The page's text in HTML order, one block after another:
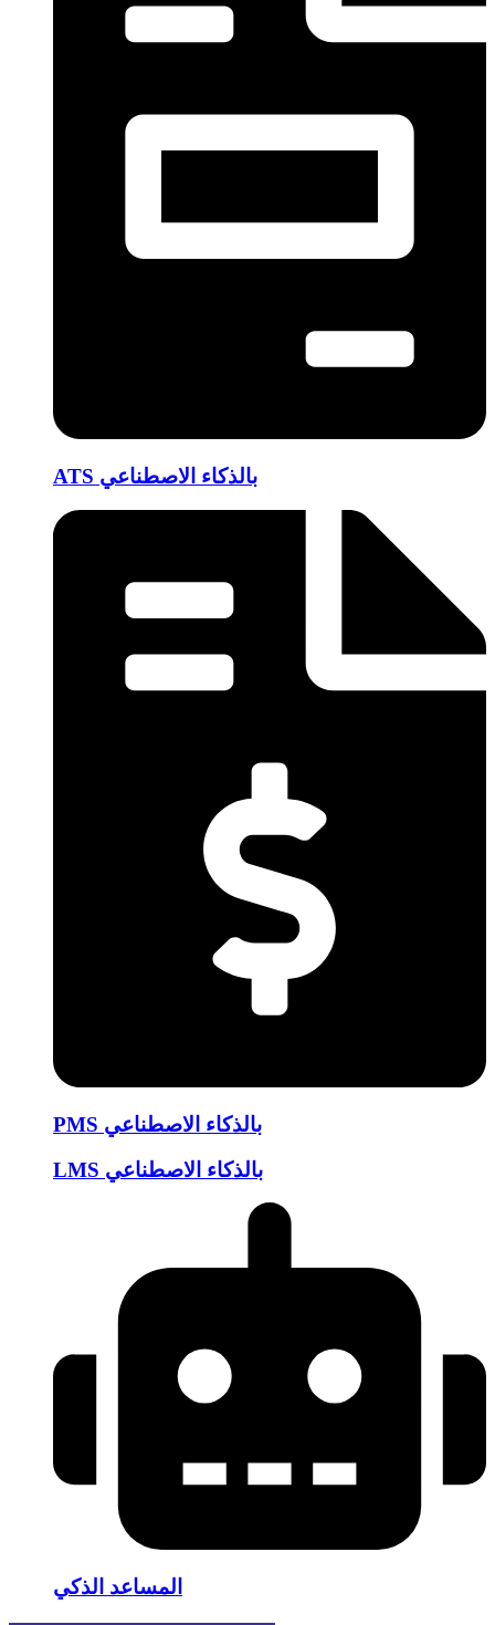
ATS بالذكاء الاصطناعي
PMS بالذكاء الاصطناعي
LMS بالذكاء الاصطناعي
المساعد الذكي